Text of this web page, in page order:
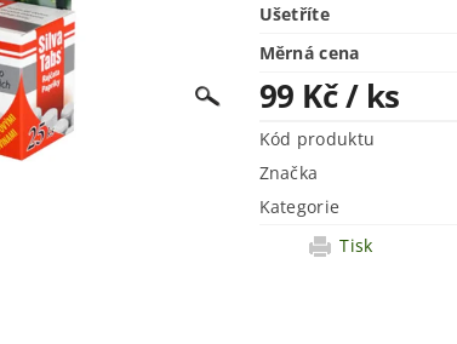
Ušetříte
Měrná cena
99 Kč/ ks
Kód produktu
Značka
Kategorie
Tisk